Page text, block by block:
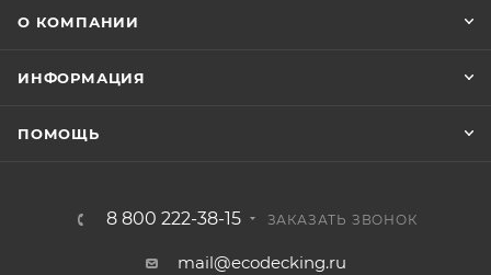
О КОМПАНИИ
ИНФОРМАЦИЯ
ПОМОЩЬ
8 800 222-38-15 ЗАКАЗАТЬ ЗВОНОК
mail@ecodecking.ru